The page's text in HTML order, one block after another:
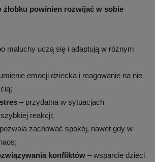
żłobku powinien rozwijać w sobie
maluchy uczą się i adaptują w różnym
emocji dziecka i reagowanie na nie
– przydatna w sytuacjach
reakcji;
zachować spokój, nawet gdy w
konfliktów – wsparcie dzieci